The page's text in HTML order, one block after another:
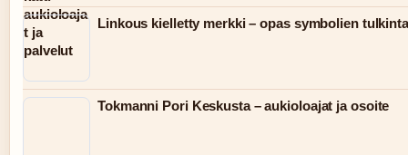
Linkous kielletty merkki – opas symbolien
Tokmanni Pori Keskusta – aukioloajat ja osoite